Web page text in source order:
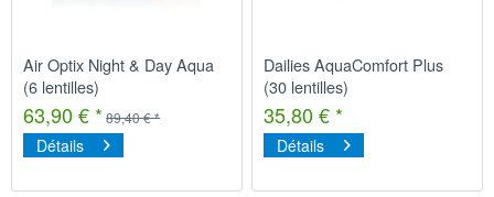
Air Optix Night & Day Aqua
(6 lentilles)
63,90 € * 89,40 € *
Détails
Dailies AquaComfort Plus
(30 lentilles)
35,80 € *
Détails